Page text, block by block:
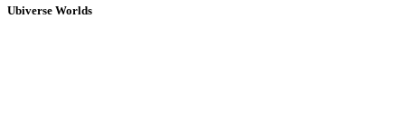
Ubiverse Worlds